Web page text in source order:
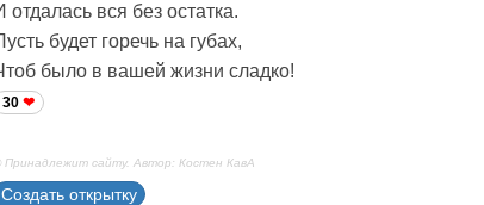
отдалась вся без остатка.
будет горечь на губах,
было в вашей жизни сладко!
30
Принадлежит сайту. Автор: Костен КавА
Создать открытку